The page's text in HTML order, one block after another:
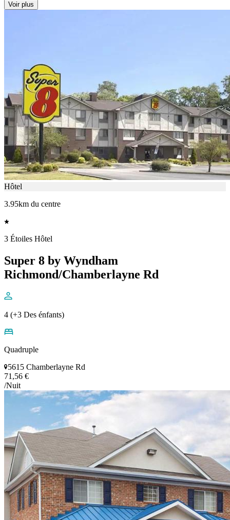
Voir plus
Hôtel
3.95km du centre
3 Étoiles Hôtel
Super 8 by Wyndham
Richmond/Chamberlayne Rd
4 (+3 Des énfants)
Quadruple
5615 Chamberlayne Rd
71,56 €
/Nuit